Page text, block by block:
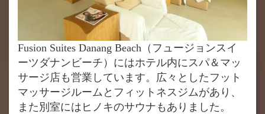
Fusion Suites Danang Beach（フュージョンスイ
ーツダナンビーチ）にはホテル内にスパ＆マッ
サージ店も営業しています。広々としたフット
マッサージルームとフィットネスジムがあり、
また別室にはヒノキのサウナもありました。